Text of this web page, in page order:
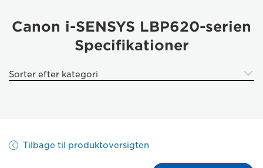
Erhvervsprodukter
Printere og faxmaskiner til erhverv
Canon i-SENSYS LBP620-serien
Specifikationer
Sorter efter kategori
Tilbage til produktoversigten